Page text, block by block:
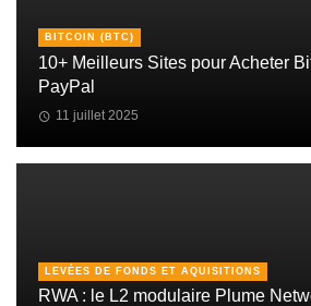
BITCOIN (BTC)
10+ Meilleurs Sites pour Acheter
PayPal
11 juillet 2025
LEVÉES DE FONDS ET AQUISITIONS
RWA : le L2 modulaire Plume